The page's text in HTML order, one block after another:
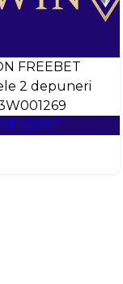
FREEBET
2 depuneri
CONT